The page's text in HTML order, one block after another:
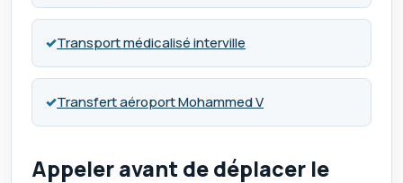
✓Transport médicalisé interville
✓Transfert aéroport Mohammed V
Appeler avant de déplacer le